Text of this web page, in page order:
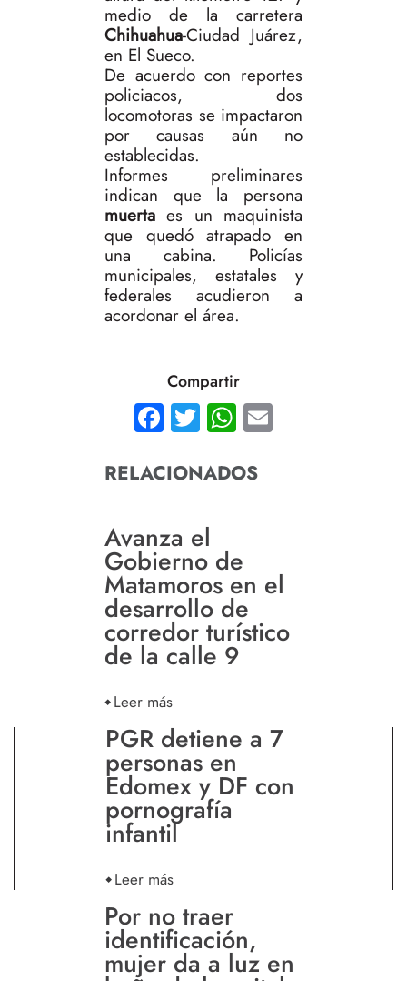
medio de la carretera
Chihuahua-Ciudad Juárez,
en El Sueco.
De acuerdo con reportes
policiacos, dos
locomotoras se impactaron
por causas aún no
establecidas.
Informes preliminares
indican que la persona
muerta es un maquinista
que quedó atrapado en
una cabina. Policías
municipales, estatales y
federales acudieron a
acordonar el área.
Compartir
Facebook
TwitterWhatsApp
RELACIONADOS
Avanza el
Gobierno de
Matamoros en el
desarrollo de
corredor turístico
de la calle 9
Leer más
PGR detiene a 7
personas en
Edomex y DF con
pornografía
infantil
Leer más
Por no traer
identificación,
mujer da a luz en